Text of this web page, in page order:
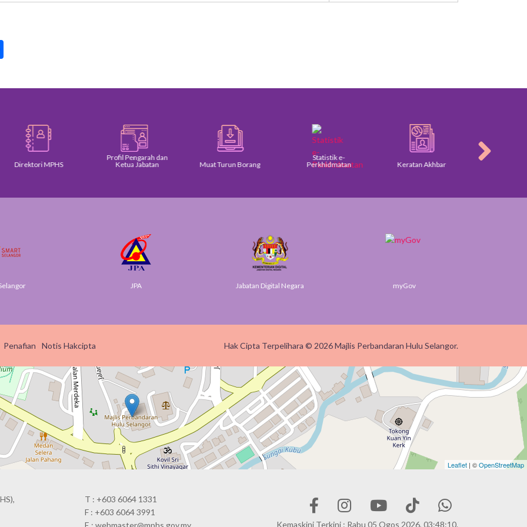
Direktori MPHS
Profil Pengarah dan
Ketua Jabatan
Muat Turun Borang
Statistik e-
Perkhidmatan
Keratan Akhbar
JPA Jabatan Digital Negara myGov
Penafian Notis Hakcipta Hak Cipta Terpelihara © 2026 Majlis Perbandaran Hulu Selangor.
Leaflet | ©OpenStreetMap
T : +603 6064 1331
F : +603 6064 3991
E : webmaster@mphs.gov.my
Kemaskini Terkini : Rabu 05 Ogos 2026, 03:48:10.